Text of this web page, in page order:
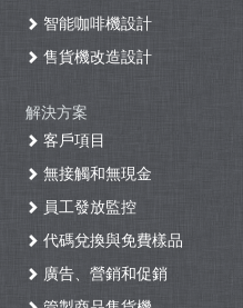
智能咖啡機設計
售貨機改造設計
解決方案
客戶項目
無接觸和無現金
員工發放監控
代碼兌換與免費樣品
廣告、營銷和促銷